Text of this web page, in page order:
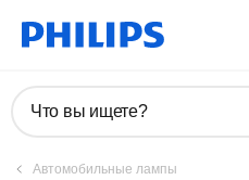
Что вы ищете?
Автомобильные лампы